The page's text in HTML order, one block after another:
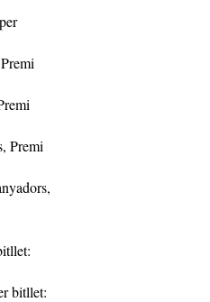
Premi
bitllet: